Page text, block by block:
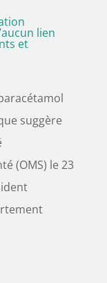
lien
et
suggère
(OMS) le 23